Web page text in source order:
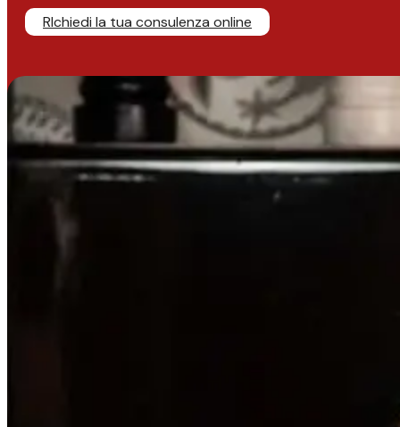
RIchiedi la tua consulenza online